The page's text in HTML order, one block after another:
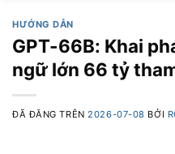
HƯỚNG DẪN
GPT-66B: Khai
ngữ lớn 66 tỷ
ĐÃ ĐĂNG TRÊN 2026-07-08 BỞI